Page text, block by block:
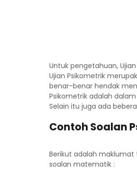
Untuk pengetahuan,
Ujian Psikometrik
benar-benar hendak
Psikometrik adalah dalam
Selain itu juga ada
Contoh Soalan
Berikut adalah maklumat
soalan matematik :